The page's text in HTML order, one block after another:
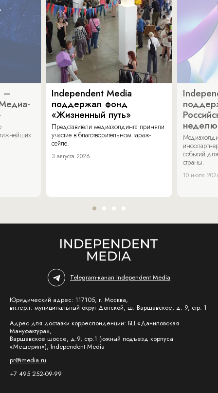
–
Independent Media
поддержал фонд
«Жизненный путь»
Представители медиахолдинга приняли
участие в благотворительном гараж-
сейле.
3 августа 2026
неделю
событий
страны.
10 июля
Telegram-канал Independent Media
Юридический адрес: 117105, г. Москва,
вн.тер.г. муниципальный округ Донской, ш. Варшавское, д. 9, стр. 1
Адрес для доставки корреспонденции: БЦ «Даниловская
Мануфактура»,
Варшавское шоссе, д.9, стр.1 (южный подъезд корпуса
«Мещерин»), Independent Media
pr@imedia.ru
+7 495 252-09-99